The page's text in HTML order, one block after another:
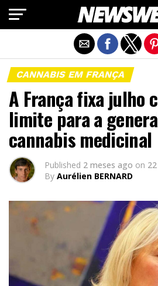
CANNABIS EM FRANÇA
A França fixa julho
limite para a
cannabis medicinal
Published 2 meses ago on
By Aurélien BERNARD
Exit mobile